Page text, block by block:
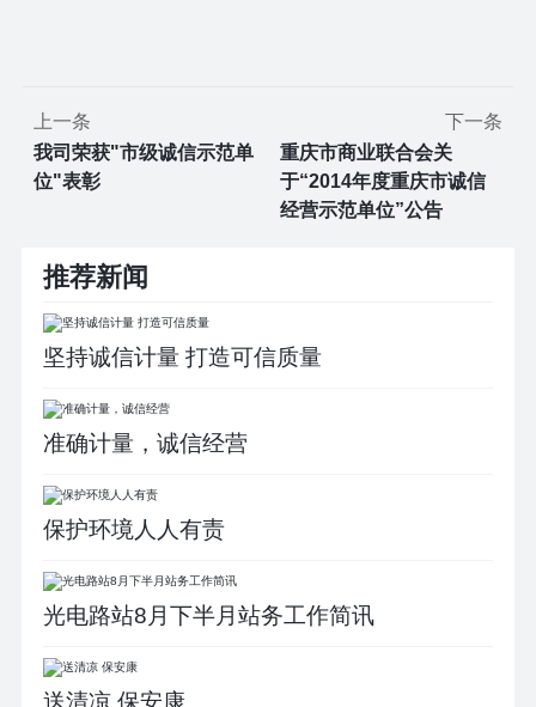
上一条
我司荣获"市级诚信示范单
位"表彰
下一条
重庆市商业联合会关
于“2014年度重庆市诚信
经营示范单位”公告
推荐新闻
坚持诚信计量 打造可信质量
准确计量，诚信经营
保护环境人人有责
光电路站8月下半月站务工作简讯
送清凉 保安康